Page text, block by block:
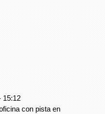
15:12
con pista en